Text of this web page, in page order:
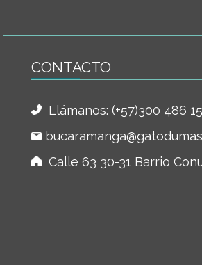
CONTACTO
Llámanos: (+57)300 486
Calle 63 30-31 Barrio